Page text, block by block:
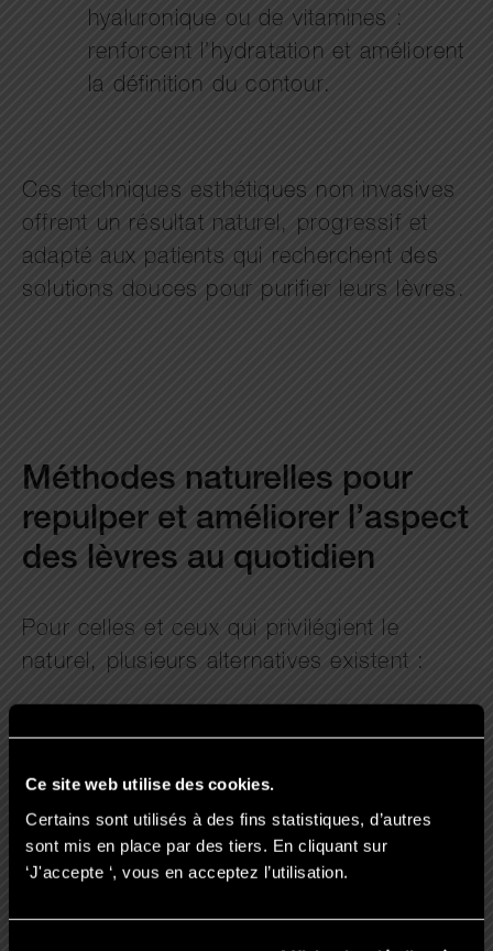
Ce site web utilise des cookies.
Certains sont utilisés à des fins statistiques, d’autres
sont mis en place par des tiers. En cliquant sur
‘J'accepte ‘, vous en acceptez l’utilisation.
hyaluronique ou de vitamines :
renforcent l’hydratation et améliorent
la définition du contour.
Ces techniques esthétiques non invasives
offrent un résultat naturel, progressif et
adapté aux patients qui recherchent des
solutions douces pour purifier leurs lèvres.
Méthodes naturelles pour
repulper et améliorer l’aspect
des lèvres au quotidien
Pour celles et ceux qui privilégient le
naturel, plusieurs alternatives existent :
huiles végétales pour stimuler la
circulation et redonner du volume.
Le gommage maison au sucre pour
adoucir la peau et améliorer
l’hydratation.
Les exercices de gymnastique